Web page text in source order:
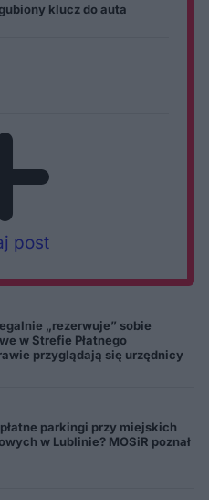
„rezerwuje” sobie
w Strefie Płatnego
przyglądają się urzędnicy
parkingi przy miejskich
w Lublinie? MOSiR poznał
klucz do auta
post